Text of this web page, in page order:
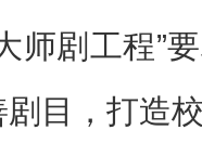
师剧工程”
目，打造